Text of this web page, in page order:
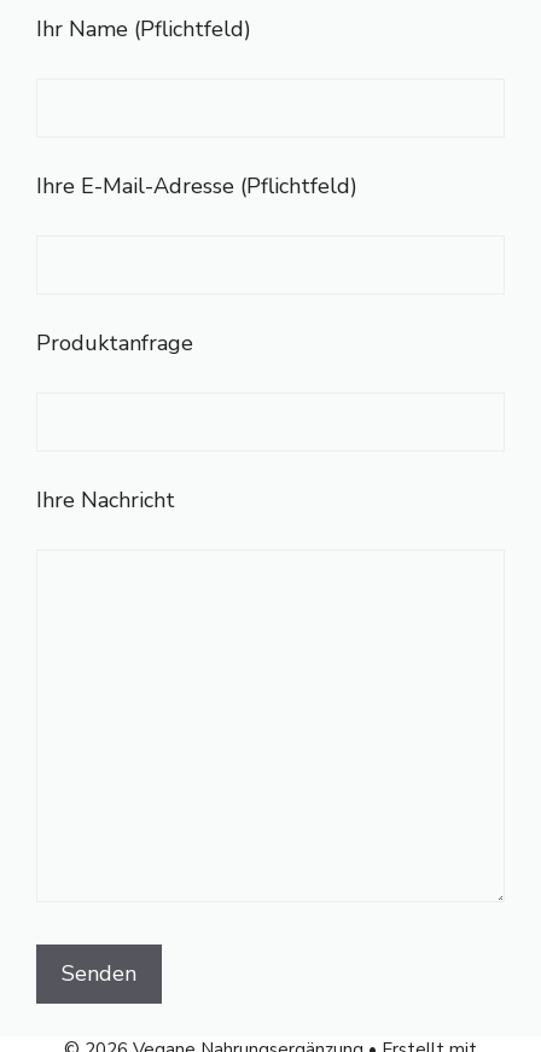
Ihr Name (Pflichtfeld)
Ihre E-Mail-Adresse (Pflichtfeld)
Produktanfrage
Ihre Nachricht